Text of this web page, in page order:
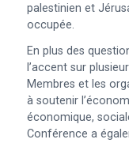
palestinien et
occupée.
En plus des
l’accent sur
Membres et les
à soutenir
économique,
Conférence a